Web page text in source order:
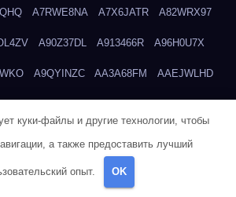
A7RWE8NA A7X6JATR A82WRX97
A90Z37DL A913466R A96H0U7X
A9QYINZC AA3A68FM AAEJWLHD
ADMVWTS8 ADOE3V3Y
куки-файлы и другие технологии, чтобы
а также предоставить лучший
опыт. OK